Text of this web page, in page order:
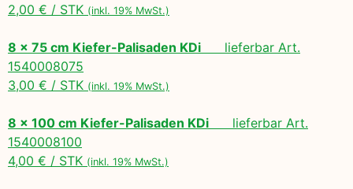
2,00 € / STK (inkl. 19% MwSt.)
8 x 75 cm Kiefer-Palisaden KDi lieferbar Art.
1540008075
3,00 € / STK (inkl. 19% MwSt.)
8 x 100 cm Kiefer-Palisaden KDi lieferbar Art.
1540008100
4,00 € / STK (inkl. 19% MwSt.)